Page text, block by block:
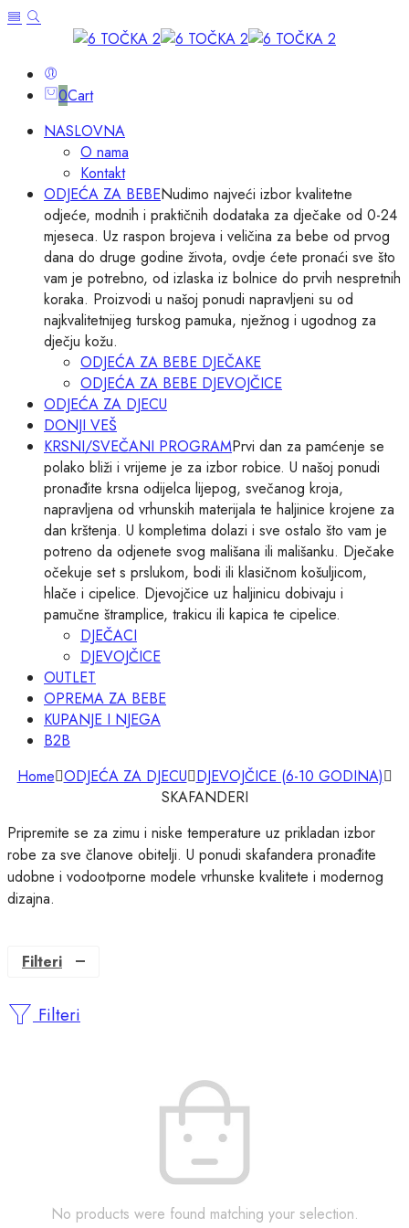
0Cart
NASLOVNA
O nama
Kontakt
ODJEĆA ZA BEBENudimo najveći izbor kvalitetne
odjeće, modnih i praktičnih dodataka za dječake od 0-24
mjeseca. Uz raspon brojeva i veličina za bebe od prvog
dana do druge godine života, ovdje ćete pronaći sve što
vam je potrebno, od izlaska iz bolnice do prvih nespretnih
koraka. Proizvodi u našoj ponudi napravljeni su od
najkvalitetnijeg turskog pamuka, nježnog i ugodnog za
dječju kožu.
ODJEĆA ZA BEBE DJEČAKE
ODJEĆA ZA BEBE DJEVOJČICE
ODJEĆA ZA DJECU
DONJI VEŠ
KRSNI/SVEČANI PROGRAMPrvi dan za pamćenje se
polako bliži i vrijeme je za izbor robice. U našoj ponudi
pronađite krsna odijelca lijepog, svečanog kroja,
napravljena od vrhunskih materijala te haljinice krojene za
dan krštenja. U kompletima dolazi i sve ostalo što vam je
potreno da odjenete svog mališana ili mališanku. Dječake
očekuje set s prslukom, bodi ili klasičnom košuljicom,
hlače i cipelice. Djevojčice uz haljinicu dobivaju i
pamučne štramplice, trakicu ili kapica te cipelice.
DJEČACI
DJEVOJČICE
OUTLET
OPREMA ZA BEBE
KUPANJE I NJEGA
B2B
Home ODJEĆA ZA DJECU DJEVOJČICE (6-10 GODINA)
SKAFANDERI
Pripremite se za zimu i niske temperature uz prikladan izbor
robe za sve članove obitelji. U ponudi skafandera pronađite
udobne i vodootporne modele vrhunske kvalitete i modernog
dizajna.
Filteri
Filteri
No products were found matching your selection.